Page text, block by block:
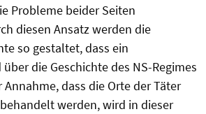
Probleme beider Seiten
diesen Ansatz werden die
so gestaltet, dass ein
die Geschichte des NS-Regimes
dass die Orte der Täter
werden, wird in dieser